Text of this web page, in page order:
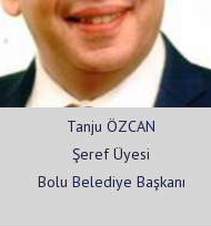
Tanju ÖZCAN
Şeref Üyesi
Bolu Belediye Başkanı